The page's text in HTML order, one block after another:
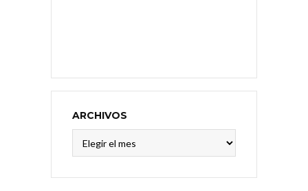
ARCHIVOS